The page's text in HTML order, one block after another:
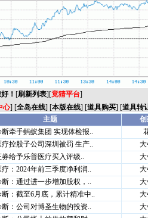
！ [刷新列表][竟猜平台]
心] [全岛在线] [本版在线] [道具购买] [道具转